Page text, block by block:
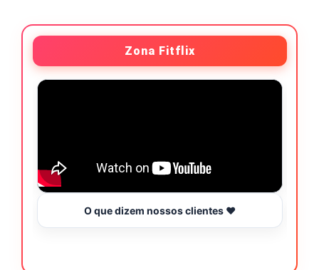
Zona Fitflix
O que dizem nossos clientes ❤️